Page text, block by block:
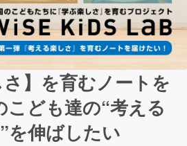
さ】を育むノートを
こども達の“考える
を伸ばしたい